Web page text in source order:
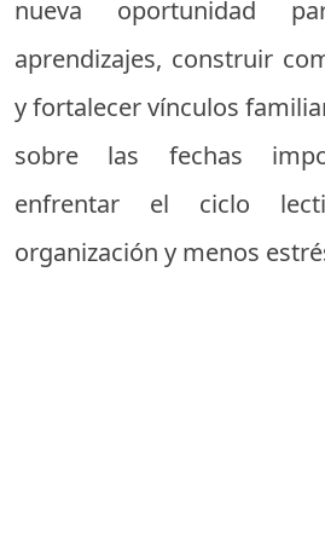
nueva oportunidad
aprendizajes, construir
y fortalecer vínculos
sobre las fechas
enfrentar el ciclo
organización y menos